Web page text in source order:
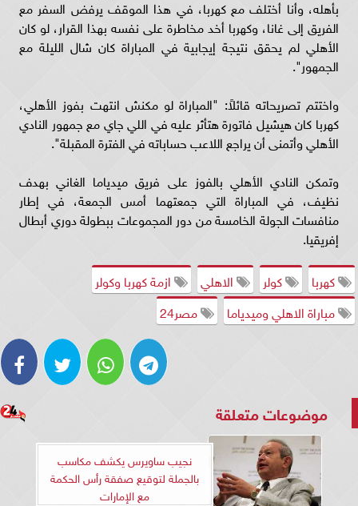
بأهله، وأنا أختلف مع كهربا، في هذا الموقف يرفض السفر مع
الفريق إلى غانا، وكهربا أخد مخاطرة على نفسه بهذا القرار، لو كان
الأهلي لم يحقق نتيجة إيجابية في المباراة كان شال الليلة مع
الجمهور".
واختتم تصريحاته قائلاً: "المباراة لو مكنش انتهت بفوز الأهلي،
كهربا كان هيشيل فاتورة هتأثر عليه في اللي جاي مع جمهور النادي
الأهلي وأتمنى أن يراجع اللاعب حساباته في الفترة المقبلة".
وتمكن النادي الأهلي بالفوز على فريق ميدياما الغاني بهدف
نظيف، في المباراة التي جمعتهما أمس الجمعة، في إطار
منافسات الجولة الخامسة من دور المجموعات ببطولة دوري أبطال
إفريقيا.
كهربا
كولر الاهلي
ازمة كهربا وكولر
مباراة الاهلي وميدياما
مصر24
موضوعات متعلقة
نجيب ساويرس يكشف مكاسب
بالجملة لتوقيع صفقة رأس الحكمة
مع الإمارات